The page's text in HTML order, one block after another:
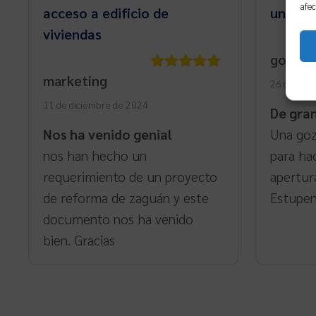
acceso a edificio de
viviendas
marketing
11 de diciembre de 2024
Nos ha venido genial
nos han hecho un
requerimiento de un proyecto
de reforma de zaguán y este
documento nos ha venido
bien. Gracias
una
26 de
De
Una
para